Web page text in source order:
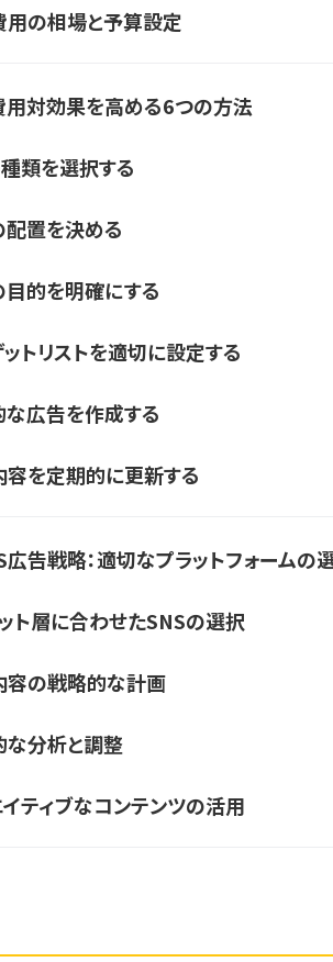
用の相場と予算設定
対効果を高める6つの方法
類を選択する
置を決める
的を明確にする
トリストを適切に設定する
広告を作成する
容を定期的に更新する
告戦略：適切なプラットフォームの
ト層に合わせたSNSの選択
容の戦略的な計画
な分析と調整
ティブなコンテンツの活用